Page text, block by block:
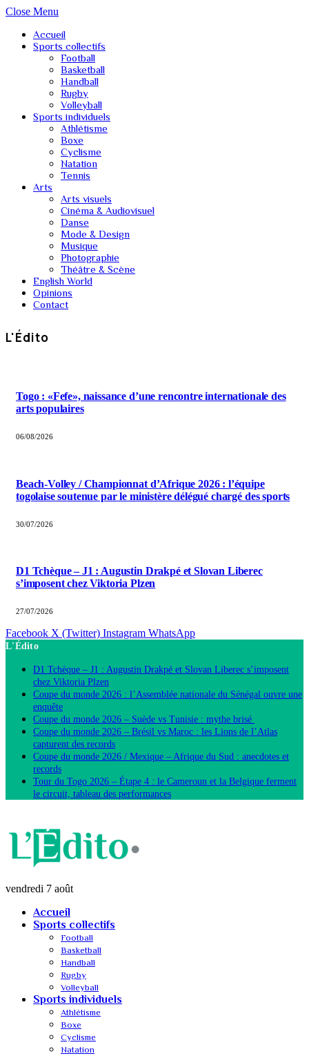
Close Menu
Accueil
Sports collectifs
Football
Basketball
Handball
Rugby
Volleyball
Sports individuels
Athlétisme
Boxe
Cyclisme
Natation
Tennis
Arts
Arts visuels
Cinéma & Audiovisuel
Danse
Mode & Design
Musique
Photographie
Théâtre & Scène
English World
Opinions
Contact
L'Édito
Togo : «Fefe», naissance d’une rencontre internationale des
arts populaires
06/08/2026
Beach-Volley / Championnat d’Afrique 2026 : l’équipe
togolaise soutenue par le ministère délégué chargé des sports
30/07/2026
D1 Tchèque – J1 : Augustin Drakpé et Slovan Liberec
s’imposent chez Viktoria Plzen
27/07/2026
Facebook X (Twitter) Instagram WhatsApp
L'Édito
D1 Tchèque – J1 : Augustin Drakpé et Slovan Liberec s’imposent
chez Viktoria Plzen
Coupe du monde 2026 : l’Assemblée nationale du Sénégal ouvre une
enquête
Coupe du monde 2026 – Suède vs Tunisie : mythe brisé
Coupe du monde 2026 – Brésil vs Maroc : les Lions de l’Atlas
capturent des records
Coupe du monde 2026 / Mexique – Afrique du Sud : anecdotes et
records
Tour du Togo 2026 – Étape 4 : le Cameroun et la Belgique ferment
le circuit, tableau des performances
vendredi 7 août
Accueil
Sports collectifs
Football
Basketball
Handball
Rugby
Volleyball
Sports individuels
Athlétisme
Boxe
Cyclisme
Natation